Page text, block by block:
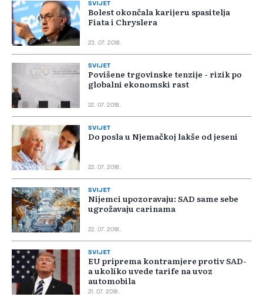
SVIJET
Bolest okončala karijeru spasitelja
Fiata i Chryslera
23. 07. 2018.
SVIJET
Povišene trgovinske tenzije - rizik po
globalni ekonomski rast
22. 07. 2018.
SVIJET
Do posla u Njemačkoj lakše od jeseni
22. 07. 2018.
SVIJET
Nijemci upozoravaju: SAD same sebe
ugrožavaju carinama
22. 07. 2018.
SVIJET
EU priprema kontramjere protiv SAD-
a ukoliko uvede tarife na uvoz
automobila
21. 07. 2018.